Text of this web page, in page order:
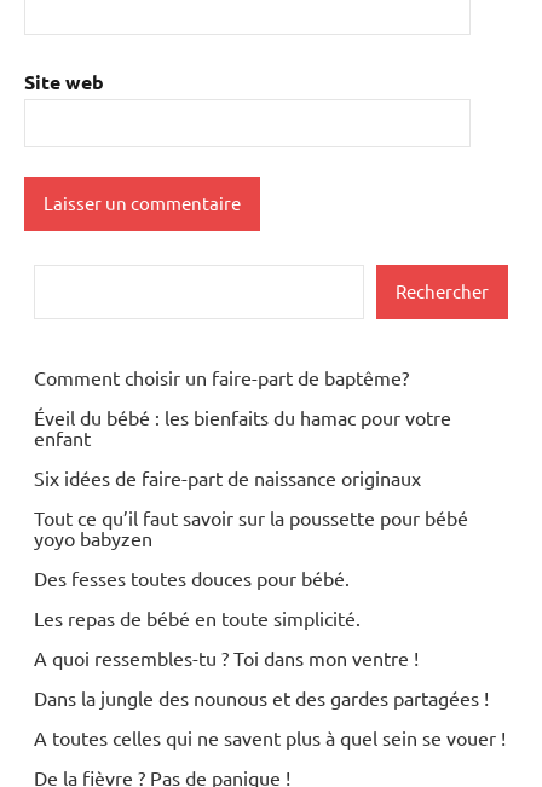
Site web
Rechercher
Comment choisir un faire-part de baptême?
Éveil du bébé : les bienfaits du hamac pour votre
enfant
Six idées de faire-part de naissance originaux
Tout ce qu’il faut savoir sur la poussette pour bébé
yoyo babyzen
Des fesses toutes douces pour bébé.
Les repas de bébé en toute simplicité.
A quoi ressembles-tu ? Toi dans mon ventre !
Dans la jungle des nounous et des gardes partagées !
A toutes celles qui ne savent plus à quel sein se vouer !
De la fièvre ? Pas de panique !